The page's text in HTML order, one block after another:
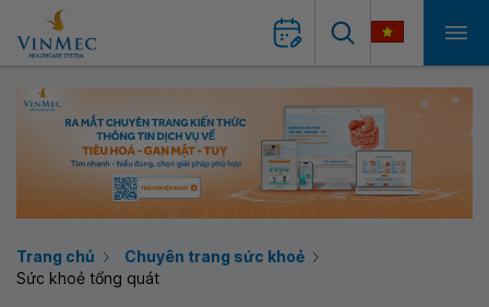
Trang chủ
Chuyên trang sức khoẻ
Sức khoẻ tổng quát